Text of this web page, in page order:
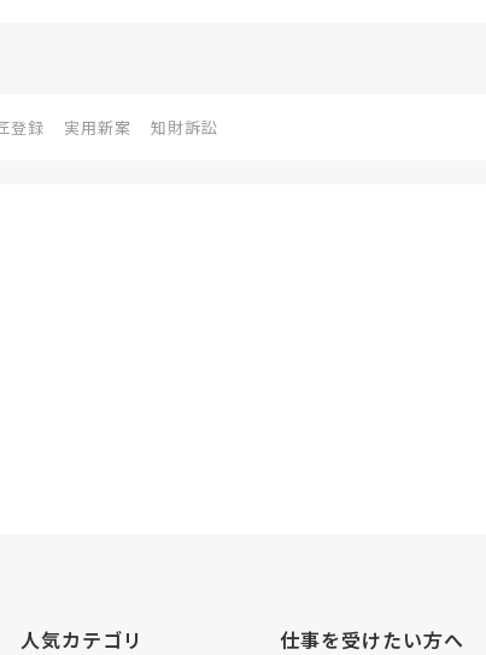
登録 実用新案 知財訴訟
人気カテゴリ 仕事を受けたい方へ